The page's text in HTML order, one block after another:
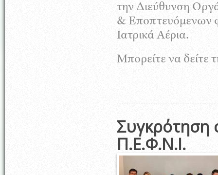
την Διεύθυνση
& Εποπτευόμενων
Ιατρικά Αέρια.
Μπορείτε να δείτε
Συγκρότηση
Π.Ε.Φ.Ν.Ι.